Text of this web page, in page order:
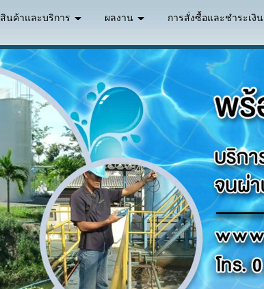
สินค้าและบริการ ผลงาน การสั่งซื้อและชำระเงิน